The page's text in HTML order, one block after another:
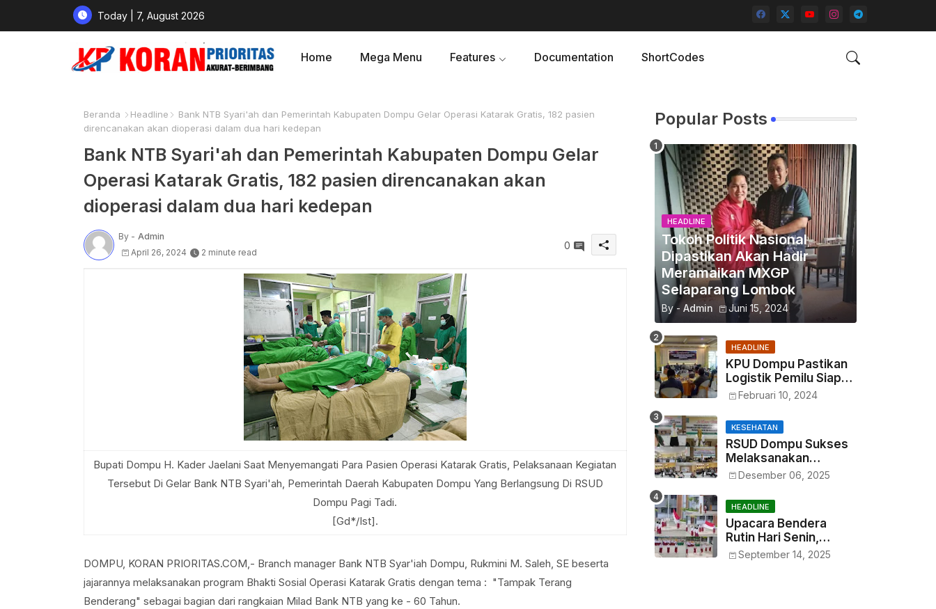
Today | 7, August 2026
Home Mega Menu Features Documentation ShortCodes
Beranda Headline
Bank NTB Syari'ah dan Pemerintah Kabupaten Dompu Gelar Operasi Katarak Gratis, 182 pasien
direncanakan akan dioperasi dalam dua hari kedepan
Bank NTB Syari'ah dan Pemerintah Kabupaten Dompu Gelar
Operasi Katarak Gratis, 182 pasien direncanakan akan
dioperasi dalam dua hari kedepan
By - Admin
April 26, 2024
2 minute read
0
Bupati Dompu H. Kader Jaelani Saat Menyemangati Para Pasien Operasi Katarak Gratis, Pelaksanaan Kegiatan
Tersebut Di Gelar Bank NTB Syari'ah, Pemerintah Daerah Kabupaten Dompu Yang Berlangsung Di RSUD
Dompu Pagi Tadi.
[Gd*/Ist].
DOMPU, KORAN PRIORITAS.COM,- Branch manager Bank NTB Syar'iah Dompu, Rukmini M. Saleh, SE beserta
jajarannya melaksanakan program Bhakti Sosial Operasi Katarak Gratis dengan tema : "Tampak Terang
Benderang" sebagai bagian dari rangkaian Milad Bank NTB yang ke - 60 Tahun.
Popular Posts
HEADLINE
Tokoh Politik Nasional
Dipastikan Akan Hadir
Meramaikan MXGP
Selaparang Lombok
By - Admin Juni 15, 2024
HEADLINE
KPU Dompu Pastikan
Logistik Pemilu Siap
Didistribusikan Tepat
Februari 10, 2024
KESEHATAN
RSUD Dompu Sukses
Melaksanakan
Kegiatan In House
Training Petugas
Desember 06, 2025
HEADLINE
Upacara Bendera
Rutin Hari Senin,
Haryono : Wujud
September 14, 2025